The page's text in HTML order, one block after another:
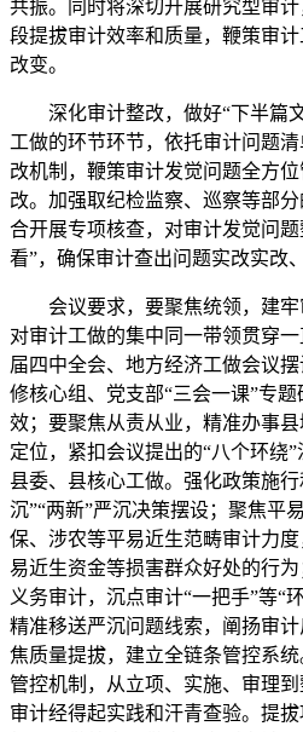
共振。同时将深切开展研究型审
段提拔审计效率和质量，鞭策审
改变。
深化审计整改，做好“下半篇
工做的环节环节，依托审计问题
改机制，鞭策审计发觉问题全方
改。加强取纪检监察、巡察等部
合开展专项核查，对审计发觉问
看”，确保审计查出问题实改实改
会议要求，要聚焦统领，建牢
对审计工做的集中同一带领贯穿
届四中全会、地方经济工做会议
修核心组、党支部“三会一课”专
效；要聚焦从责从业，精准办事
定位，紧扣会议提出的“八个环绕
县委、县核心工做。强化政策施
沉”“两新”严沉决策摆设；聚焦平
保、涉农等平易近生范畴审计力
易近生资金等损害群众好处的行
义务审计，沉点审计“一把手”等“
精准移送严沉问题线索，阐扬审
焦质量提拔，建立全链条管控系
管控机制，从立项、实施、审理
审计经得起实践和汗青查验。提拔